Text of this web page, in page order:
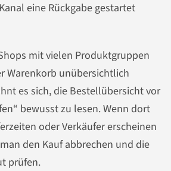
eine Rückgabe gestartet
mit vielen Produktgruppen
Warenkorb unübersichtlich
es sich, die Bestellübersicht vor
bewusst zu lesen. Wenn dort
oder Verkäufer erscheinen
den Kauf abbrechen und die
prüfen.